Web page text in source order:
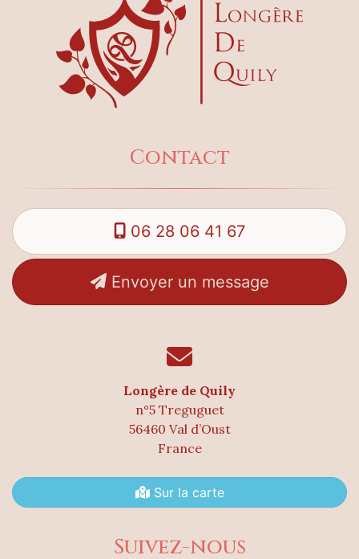
Contact
06 28 06 41 67
Envoyer un message
Longère de Quily
n°5 Treguguet
56460 Val d’Oust
France
Sur la carte
Suivez-nous